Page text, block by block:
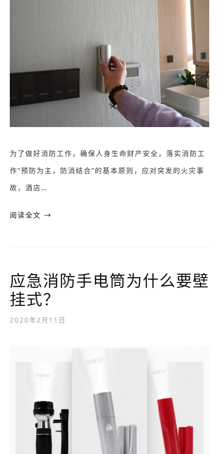
为了做好消防工作，确保人身生命财产安全，落实消防工
作“预防为主，防消结合”的基本原则，应对突发的火灾事
故，酒店…
阅读全文 →
应急消防手电筒为什么要壁
挂式？
2020年2月11日